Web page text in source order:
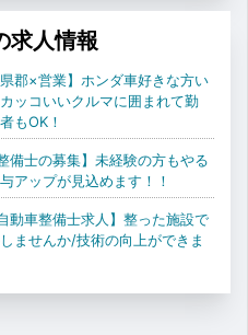
求人情報
県郡×営業】ホンダ車好きな方い
ッコいいクルマに囲まれて勤
もOK！
備士の募集】未経験の方もやる
アップが見込めます！！
動車整備士求人】整った施設で
ませんか/技術の向上ができま